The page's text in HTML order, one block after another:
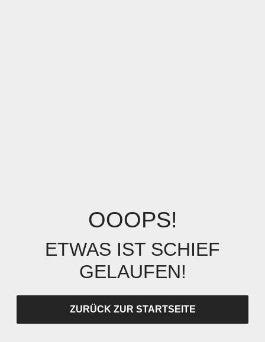
OOOPS!
ETWAS IST SCHIEF
GELAUFEN!
ZURÜCK ZUR STARTSEITE